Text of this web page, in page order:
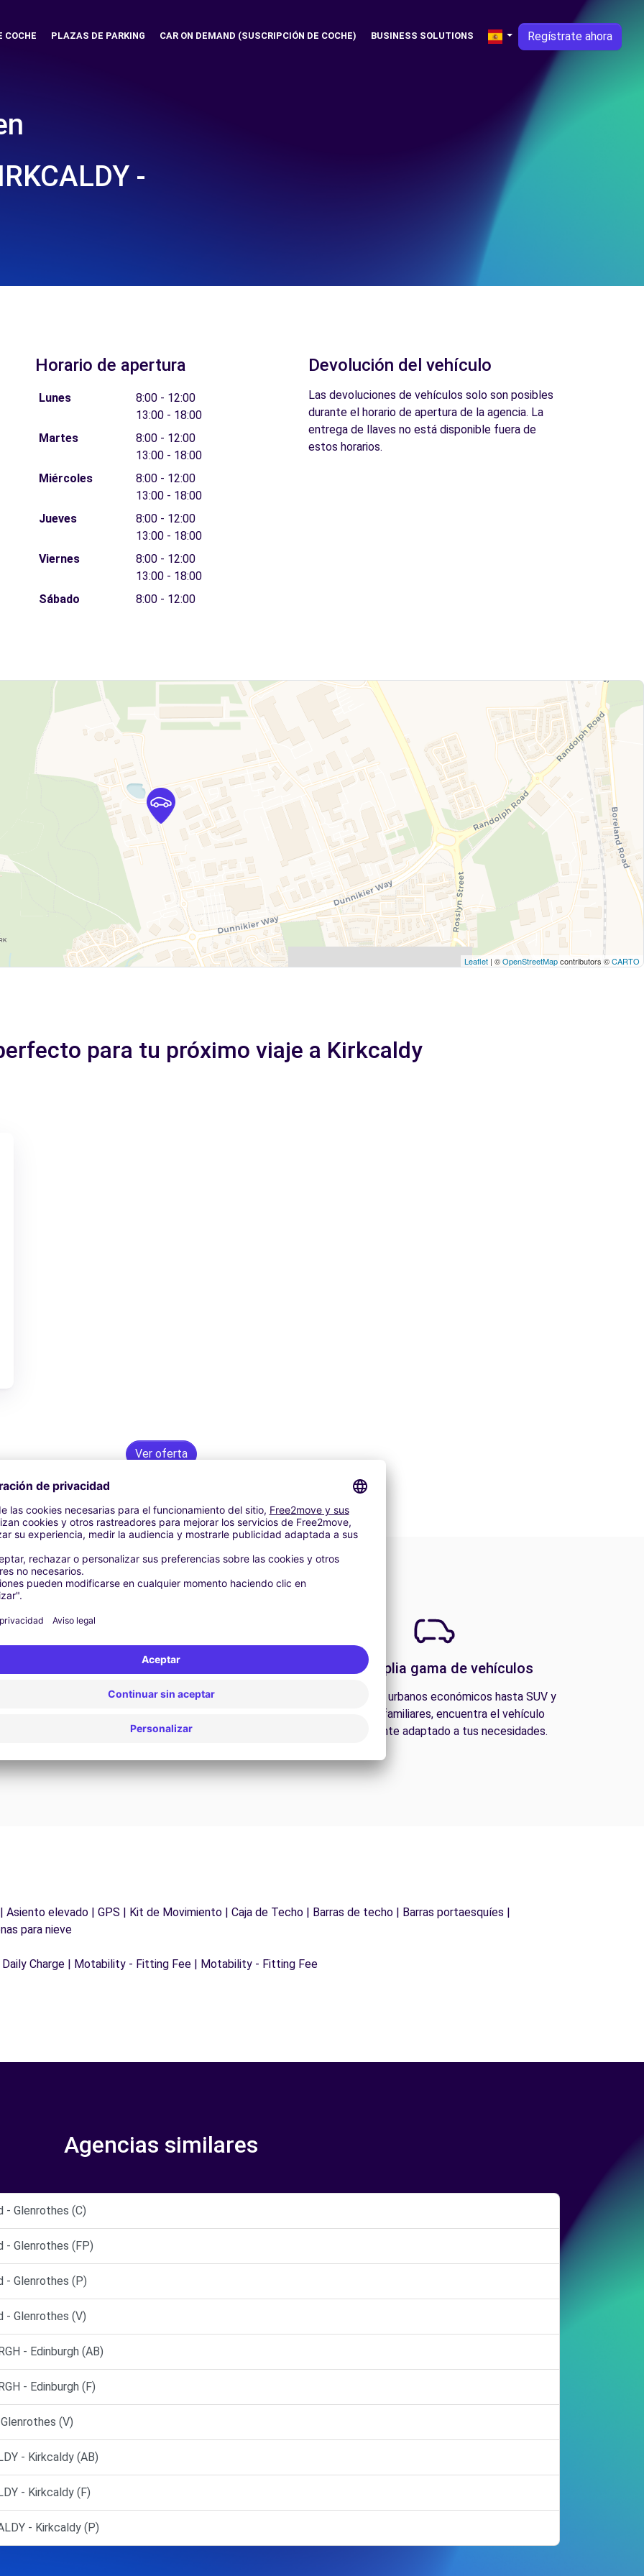
COCHE PLAZAS DE PARKING CAR ON DEMAND (SUSCRIPCIÓN DE COCHE) BUSINESS SOLUTIONS Regístrate ahora
-
Horario de apertura
Lunes
8:00 - 12:00
13:00 - 18:00
Martes
8:00 - 12:00
13:00 - 18:00
Miércoles
8:00 - 12:00
13:00 - 18:00
Jueves
8:00 - 12:00
13:00 - 18:00
Viernes
8:00 - 12:00
13:00 - 18:00
Sábado
8:00 - 12:00
Devolución del vehículo
Las devoluciones de vehículos solo son posibles
durante el horario de apertura de la agencia. La
entrega de llaves no está disponible fuera de
estos horarios.
Leaflet | ©OpenStreetMapcontributors ©CARTO
para tu próximo viaje a Kirkcaldy
Ver oferta
Asistencia 24/7
¿Problemas en la carretera? Nuestro servicio de
para garantizar un viaje sin interrupciones.
Una amplia gama de vehículos
Desde coches urbanos económicos hasta SUV y
furgonetas familiares, encuentra el vehículo
perfectamente adaptado a tus necesidades.
elevado | GPS | Kit de Movimiento | Caja de Techo | Barras de techo | Barras portaesquíes |
para nieve
Charge | Motability - Fitting Fee | Motability - Fitting Fee
Agencias similares
- Glenrothes (C)
- Glenrothes (FP)
- Glenrothes (P)
- Glenrothes (V)
- Edinburgh (AB)
- Edinburgh (F)
(V)
- Kirkcaldy (AB)
- Kirkcaldy (F)
- Kirkcaldy (P)